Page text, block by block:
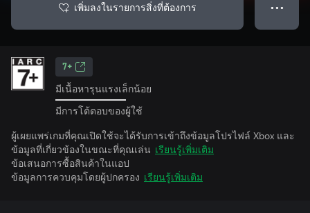
เพิ่มลงในรายการสิ่งที่ต้องการ ● ● ●
7+
มีเนื้อหารุนแรงเล็กน้อย
มีการโต้ตอบของผู้ใช้
ผู้เผยแพร่เกมที่คุณเปิดใช้จะได้รับการเข้าถึงข้อมูลโปรไฟล์ Xbox และ
ข้อมูลที่เกี่ยวข้องในขณะที่คุณเล่น เรียนรู้เพิ่มเติม
ข้อเสนอการซื้อสินค้าในแอป
ข้อมูลการควบคุมโดยผู้ปกครอง เรียนรู้เพิ่มเติม